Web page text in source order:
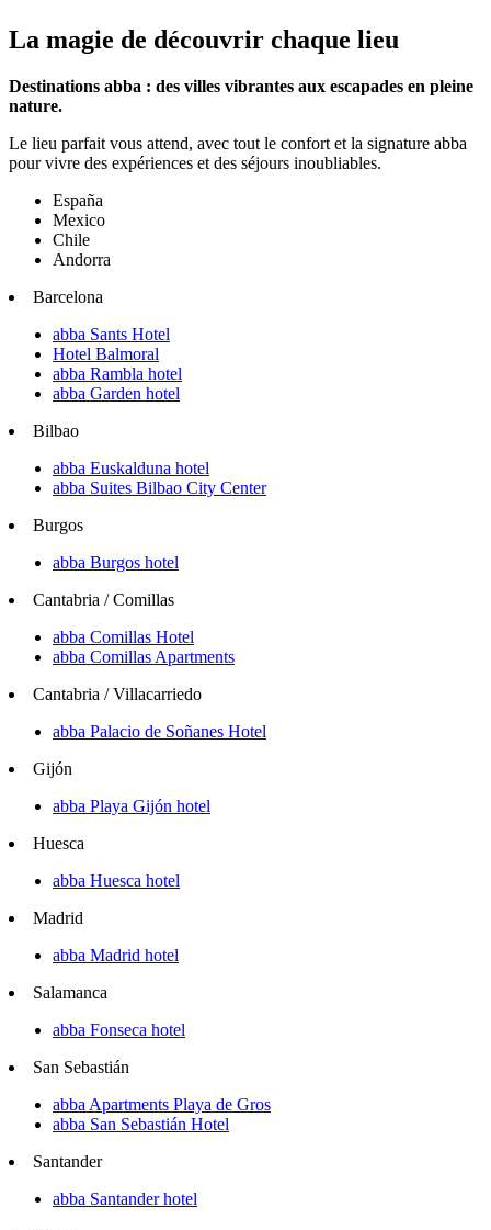
La magie de découvrir chaque lieu
Destinations abba : des villes vibrantes aux escapades en pleine
nature.
Le lieu parfait vous attend, avec tout le confort et la signature abba
pour vivre des expériences et des séjours inoubliables.
España
Mexico
Chile
Andorra
Barcelona
abba Sants Hotel
Hotel Balmoral
abba Rambla hotel
abba Garden hotel
Bilbao
abba Euskalduna hotel
abba Suites Bilbao City Center
Burgos
abba Burgos hotel
Cantabria / Comillas
abba Comillas Hotel
abba Comillas Apartments
Cantabria / Villacarriedo
abba Palacio de Soñanes Hotel
Gijón
abba Playa Gijón hotel
Huesca
abba Huesca hotel
Madrid
abba Madrid hotel
Salamanca
abba Fonseca hotel
San Sebastián
abba Apartments Playa de Gros
abba San Sebastián Hotel
Santander
abba Santander hotel